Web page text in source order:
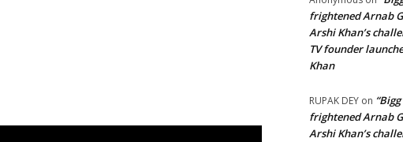
frightened Arnab
Arshi Khan’s
TV founder
Khan
RUPAK DEY on
frightened Arnab
Arshi Khan’s